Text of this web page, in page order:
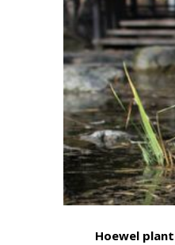
Hoewel